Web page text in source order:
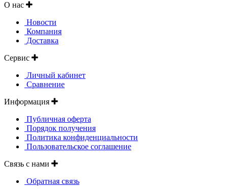
О нас
Новости
Компания
Доставка
Сервис
Личный кабинет
Сравнение
Информация
Публичная оферта
Порядок получения
Политика конфиденциальности
Пользовательское соглашение
Связь с нами
Обратная связь